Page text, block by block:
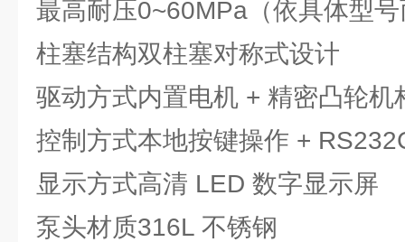
最高耐压0~60MPa（依具体型
柱塞结构双柱塞对称式设计
驱动方式内置电机 + 精密凸轮机
控制方式本地按键操作 +
显示方式高清 LED 数字显示屏
泵头材质316L 不锈钢